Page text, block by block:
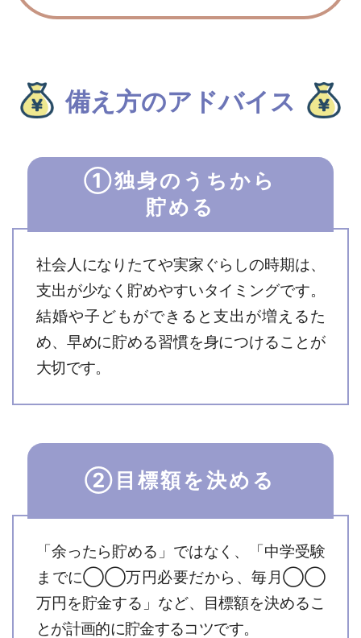
備え方のアドバイス
①独身のうちから
貯める
社会人になりたてや実家ぐらしの時期は、
支出が少なく貯めやすいタイミングです。
結婚や子どもができると支出が増えるた
め、早めに貯める習慣を身につけることが
大切です。
②目標額を決める
「余ったら貯める」ではなく、「中学受験
までに◯◯万円必要だから、毎月◯◯
万円を貯金する」など、目標額を決めるこ
とが計画的に貯金するコツです。